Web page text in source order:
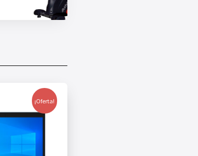
¡Oferta!